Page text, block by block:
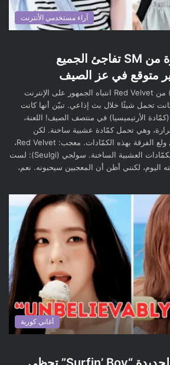
آراء مستخدمي الأنترنت
نجمة كيبوب شهيرة من SM تفاجئ الجميع
متوقع في عز الصيف
مؤخرًا، لفتت إيرين (Irene) من Red Velvet انتباه الجمهور على الإنترنت
تحمل شيئًا خلال بث إذاعي. تبيّن أنها كانت
الأرتيميسيا) في منتصف الصيف! اللعنة،
وهي تحمل كمّادة عشبية ساخنة. لكن
المعجبين يعرفون جيدًا مدى ولع الفرقة بهذه الكمّادات. معجب: Red Velvet،
السفيرات غير الرسميات للكمّادات العشبية الساخنة. سولجي (Seulgi): لست
اليوم، لكنني أظن أن المعجبين سيحبونه. نعم،
أغاني كورية